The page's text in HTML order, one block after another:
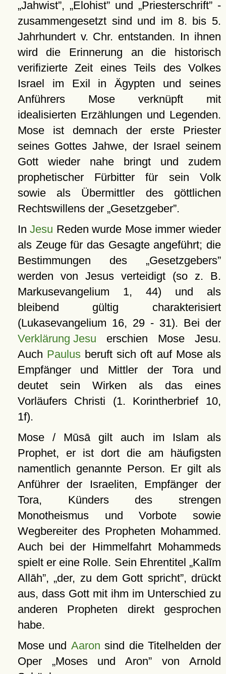
Jahwist , Elohist und Priesterschrift -
zusammengesetzt sind und im 8. bis 5.
Jahrhundert v. Chr. entstanden. In ihnen
wird die Erinnerung an die historisch
verifizierte Zeit eines Teils des Volkes
Israel im Exil in Ägypten und seines
Anführers Mose verknüpft mit
idealisierten Erzählungen und Legenden.
Mose ist demnach der erste Priester
seines Gottes Jahwe, der Israel seinem
Gott wieder nahe bringt und zudem
prophetischer Fürbitter für sein Volk
sowie als Übermittler des göttlichen
Rechtswillens der Gesetzgeber .
InJesu Reden wurde Mose immer wieder
als Zeuge für das Gesagte angeführt; die
Bestimmungen des
Gesetzgebers
werden von Jesus verteidigt (so z. B.
Markusevangelium 1, 44) und als
bleibend gültig charakterisiert
(Lukasevangelium 16, 29 - 31). Bei der
Verklärung Jesu erschien Mose Jesu.
Auch Paulusberuft sich oft auf Mose als
Empfänger und Mittler der Tora und
deutet sein Wirken als das eines
Vorläufers Christi (1. Korintherbrief 10,
1f).
Mose / Mūsā gilt auch im Islam als
Prophet, er ist dort die am häufigsten
namentlich genannte Person. Er gilt als
Anführer der Israeliten, Empfänger der
Tora, Künders des strengen
Monotheismus und Vorbote sowie
Wegbereiter des Propheten Mohammed.
Auch bei der Himmelfahrt Mohammeds
spielt er eine Rolle. Sein Ehrentitel Kalīm
Allāh , der, zu dem Gott spricht , drückt
aus, dass Gott mit ihm im Unterschied zu
anderen Propheten direkt gesprochen
habe.
Mose und Aaron sind die Titelhelden der
Oper
Moses und Aron
von Arnold